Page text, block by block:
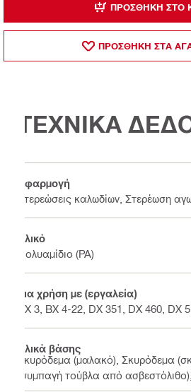
ΠΡΟΣΘΉΚΗ ΣΤΟ
ΠΡΟΣΘΗΚΗ ΣΤΑ
ΤΕΧΝΙΚΑ
Εφαρμογή
Στερεώσεις καλωδίων, Στερέωση
Υλικό
Πολυαμίδιο (PA)
Για χρήση με (εργαλεία)
BX 3, BX 4-22, DX 351, DX 460, DX
Υλικά βάσης
Σκυρόδεμα (μαλακό), Σκυρόδεμα
(συμπαγή τούβλα από